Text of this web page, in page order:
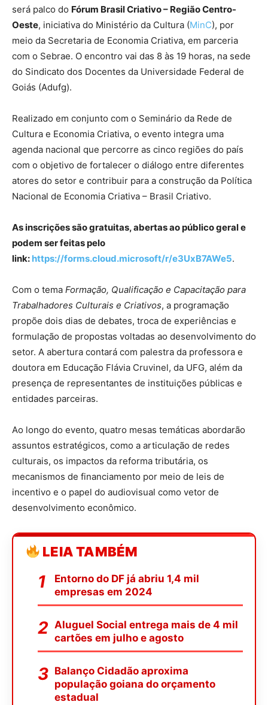
será palco do Fórum Brasil Criativo – Região Centro-
Oeste, iniciativa do Ministério da Cultura (MinC), por
meio da Secretaria de Economia Criativa, em parceria
com o Sebrae. O encontro vai das 8 às 19 horas, na sede
do Sindicato dos Docentes da Universidade Federal de
Goiás (Adufg).
Realizado em conjunto com o Seminário da Rede de
Cultura e Economia Criativa, o evento integra uma
agenda nacional que percorre as cinco regiões do país
com o objetivo de fortalecer o diálogo entre diferentes
atores do setor e contribuir para a construção da Política
Nacional de Economia Criativa – Brasil Criativo.
As inscrições são gratuitas, abertas ao público geral e
podem ser feitas pelo
link: https://forms.cloud.microsoft/r/e3UxB7AWe5.
Com o tema Formação, Qualificação e Capacitação para
Trabalhadores Culturais e Criativos, a programação
propõe dois dias de debates, troca de experiências e
formulação de propostas voltadas ao desenvolvimento do
setor. A abertura contará com palestra da professora e
doutora em Educação Flávia Cruvinel, da UFG, além da
presença de representantes de instituições públicas e
entidades parceiras.
Ao longo do evento, quatro mesas temáticas abordarão
assuntos estratégicos, como a articulação de redes
culturais, os impactos da reforma tributária, os
mecanismos de financiamento por meio de leis de
incentivo e o papel do audiovisual como vetor de
desenvolvimento econômico.
LEIA TAMBÉM
Entorno do DF já abriu 1,4 mil
empresas em 2024
Aluguel Social entrega mais de 4 mil
cartões em julho e agosto
Balanço Cidadão aproxima
população goiana do orçamento
estadual